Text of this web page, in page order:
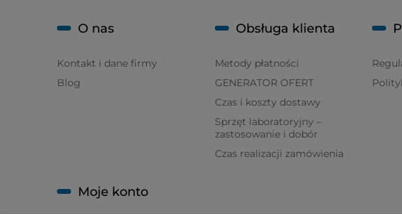
O nas
Kontakt i dane firmy
Blog
Obsługa klienta
Metody płatności
GENERATOR OFERT
Czas i koszty dostawy
Sprzęt laboratoryjny –
zastosowanie i dobór
Czas realizacji zamówienia
Moje konto